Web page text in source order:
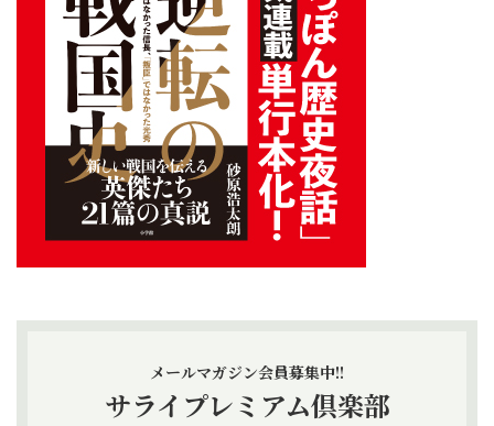
メールマガジン会員募集中!!
サライプレミアム倶楽部